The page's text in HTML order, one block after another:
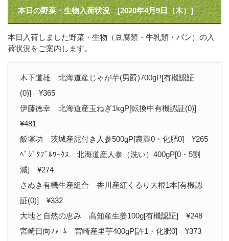
本日の野菜・生物入荷状況 [2020年4月9日（木）]
本日入荷しました野菜・生物（豆腐類・牛乳類・パン）の入
荷状況をご案内します。
木下道雄 北海道産じゃが芋(男爵)700gP[有機認証
(0)] ¥365
伊藤徳幸 北海道産玉ねぎ1kgP[転換中有機認証(0)]
¥481
飯塚功 茨城産泥付き人参500gP[農薬0・化肥0] ¥265
ﾍﾞｼﾞﾀﾌﾞﾙﾜｰｸｽ 北海道産人参（洗い）400gP[0・5割
減] ¥274
さぬき有機生産組合 香川産紅くるり大根1本[有機認
証(0)] ¥332
大地と自然の恵み 高知産生姜100g[有機認証] ¥248
宮崎日向ﾌｧｰﾑ 宮崎産里芋400gP[許1・化肥0] ¥373